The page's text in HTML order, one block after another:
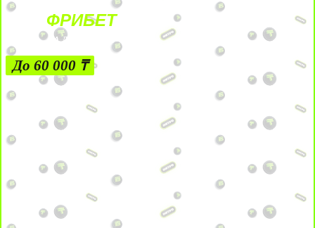
ФРИБЕТ
ЗА ДЕПОЗИТЫ
До 60 000 ₸